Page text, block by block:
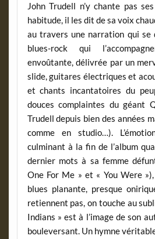
John Trudell n’y chante pas
habitude, il les dit de sa voix
au travers une narration qui se
blues-rock qui
envoûtante, délivrée par un
slide, guitares électriques et
et chants incantatoires du
douces complaintes du géant
Trudell depuis bien des années
comme en studio…).
culminant à la fin de l’album
dernier mots à sa femme
One For Me » et « You Were
blues planante, presque
retiennent pas, on touche au
Indians » est à l’image de son
bouleversant. Un hymne